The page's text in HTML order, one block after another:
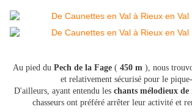
Au pied du Pech de la Fage ( 450 m ), nous
et relativement sécurisé pour le
D'ailleurs, ayant entendu les chants mélodieux de
chasseurs ont préféré arrêter leur activité et